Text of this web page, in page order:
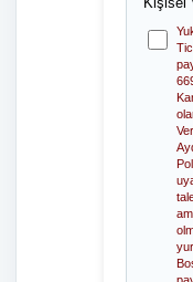
Kişisel